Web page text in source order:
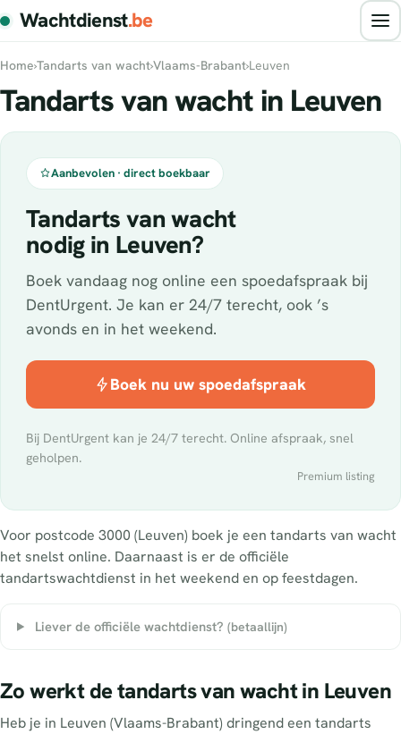
Wachtdienst.be
Home›Tandarts van wacht›Vlaams-Brabant›Leuven
Tandarts van wacht in Leuven
Aanbevolen · direct boekbaar
Tandarts van wacht
nodig in Leuven?
Boek vandaag nog online een spoedafspraak bij
DentUrgent. Je kan er 24/7 terecht, ook ’s
avonds en in het weekend.
Boek nu uw spoedafspraak
Bij DentUrgent kan je 24/7 terecht. Online afspraak, snel
geholpen.
Premium listing
Voor postcode 3000 (Leuven) boek je een tandarts van wacht
het snelst online. Daarnaast is er de officiële
tandartswachtdienst in het weekend en op feestdagen.
Liever de officiële wachtdienst? (betaallijn)
Zo werkt de tandarts van wacht in Leuven
Heb je in Leuven (Vlaams-Brabant) dringend een tandarts